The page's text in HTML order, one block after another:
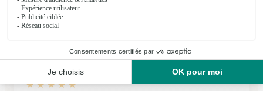
Tout s'est très bien déroulé de ma commande en ligne, le
suivi, jusqu'à la livraison. Entièrement satisfaite. Merci
★ ★ ★ ★ ★